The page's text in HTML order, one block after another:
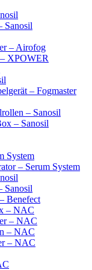
Sanosil
– Airofog
XPOWER
– Fogmaster
– Sanosil
– Sanosil
System
– Serum System
Sanosil
Benefect
– NAC
– NAC
– NAC
– NAC